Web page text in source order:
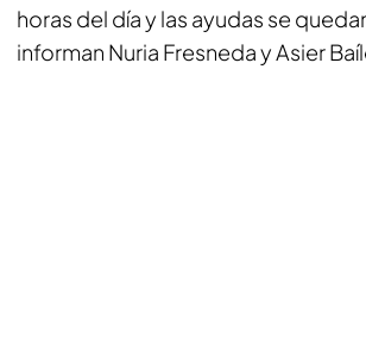
horas del día y las ayudas se
informan Nuria Fresneda y Asier